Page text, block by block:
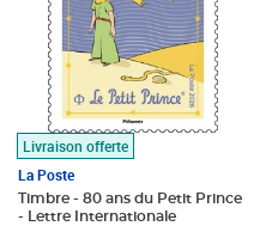
Livraison offerte
La Poste
Timbre - 80 ans du Petit Prince
- Lettre Internationale